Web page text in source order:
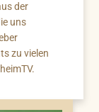
der
uns
zu vielen